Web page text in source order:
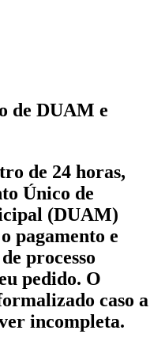
de DUAM e
de 24 horas,
Único de
(DUAM)
pagamento e
processo
pedido. O
caso a
incompleta.